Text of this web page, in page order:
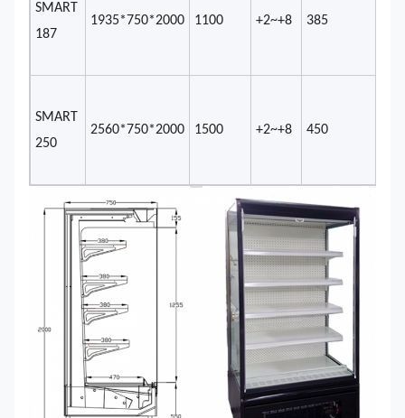
SMART
187
1935*750*2000 1100 +2~+8 385
SMART
250
2560*750*2000 1500 +2~+8 450